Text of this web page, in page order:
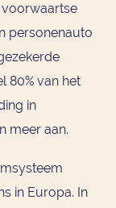
voorwaartse
personenauto
80% van het
in
meer aan.
in Europa. In